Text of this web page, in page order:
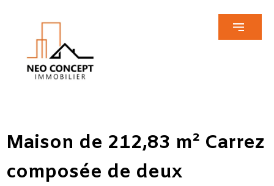
Maison de 212,83 m² Carrez
composée de deux